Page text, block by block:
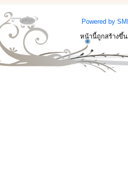
Powered by
หน้านี้ถูกสร้างขึ้น